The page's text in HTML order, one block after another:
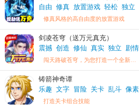
自由 修真 放置游戏 轻松 独立
修真风格的高自由度的放置游戏
剑凌苍穹（送万元真充）
震撼 创造 修仙 真实 独立 剧情
闯天路破苍穹，为您打造一个全新梦幻
铸箭神奇谭
乐趣 文字 冒险 关卡 乱斗 像
打造关卡组合技能